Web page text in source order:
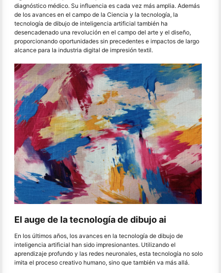
diagnóstico médico. Su influencia es cada vez más amplia. Además
de los avances en el campo de la Ciencia y la tecnología, la
tecnología de dibujo de inteligencia artificial también ha
desencadenado una revolución en el campo del arte y el diseño,
proporcionando oportunidades sin precedentes e impactos de largo
alcance para la industria digital de impresión textil.
El auge de la tecnología de dibujo ai
En los últimos años, los avances en la tecnología de dibujo de
inteligencia artificial han sido impresionantes. Utilizando el
aprendizaje profundo y las redes neuronales, esta tecnología no solo
imita el proceso creativo humano, sino que también va más allá.